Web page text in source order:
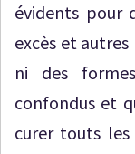
évidents pour
excès et
ni des
confondus et
curer touts les